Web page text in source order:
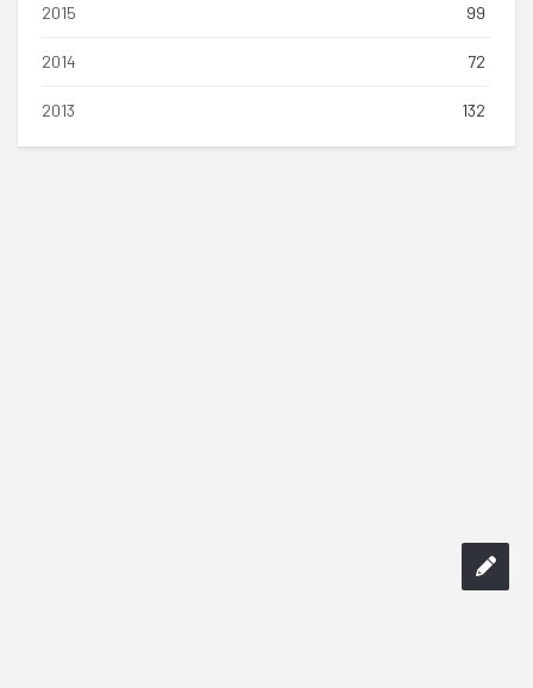
2015 99
2014 72
2013 132